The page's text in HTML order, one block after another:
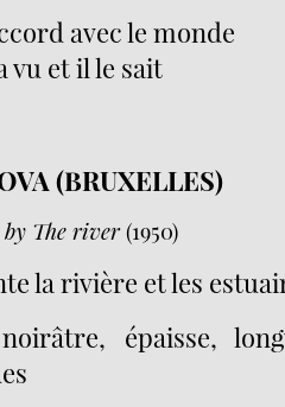
avec le monde
vu et il le sait
(BRUXELLES)
The river(1950)
la rivière et les
noirâtre, épaisse,